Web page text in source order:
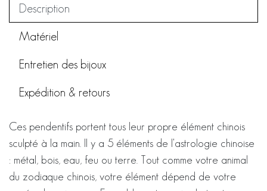
Description
Matériel
Entretien des bijoux
Expédition & retours
Ces pendentifs portent tous leur propre élément chinois
sculpté à la main. Il y a 5 éléments de l'astrologie chinoise
: métal, bois, eau, feu ou terre. Tout comme votre animal
du zodiaque chinois, votre élément dépend de votre